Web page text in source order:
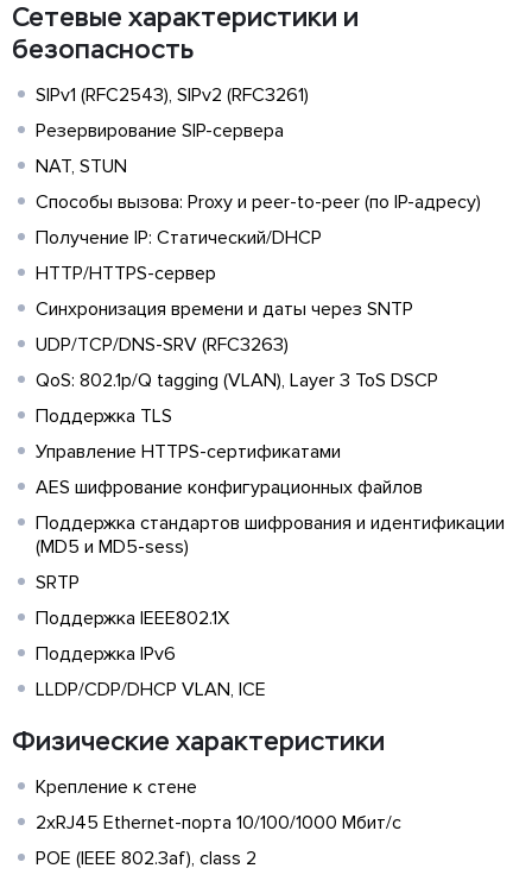
Сетевые характеристики и
безопасность
SIPv1 (RFC2543), SIPv2 (RFC3261)
Резервирование SIP-сервера
NAT, STUN
Способы вызова: Proxy и peer-to-peer (по IP-адресу)
Получение IP: Статический/DHCP
HTTP/HTTPS-сервер
Синхронизация времени и даты через SNTP
UDP/TCP/DNS-SRV (RFC3263)
QoS: 802.1p/Q tagging (VLAN), Layer 3 ToS DSCP
Поддержка TLS
Управление HTTPS-сертификатами
AES шифрование конфигурационных файлов
Поддержка стандартов шифрования и идентификации
(MD5 и MD5-sess)
SRTP
Поддержка IEEE802.1X
Поддержка IPv6
LLDP/CDP/DHCP VLAN, ICE
Физические характеристики
Крепление к стене
2хRJ45 Ethernet-порта 10/100/1000 Мбит/с
POE (IEEE 802.3af), class 2